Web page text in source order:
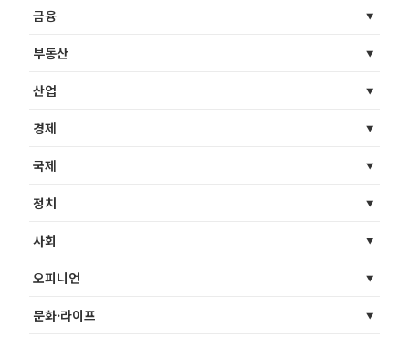
금융
부동산
산업
경제
국제
정치
사회
오피니언
문화·라이프